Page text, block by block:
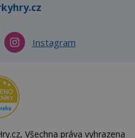
Instagram
Všechna práva vyhrazena